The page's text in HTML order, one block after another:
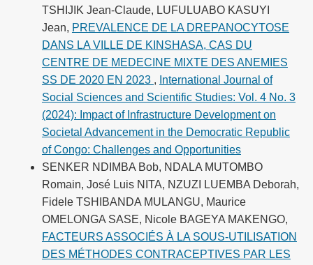
TSHIJIK Jean-Claude, LUFULUABO KASUYI
Jean, PREVALENCE DE LA DREPANOCYTOSE
DANS LA VILLE DE KINSHASA, CAS DU
CENTRE DE MEDECINE MIXTE DES ANEMIES
SS DE 2020 EN 2023 , International Journal of
Social Sciences and Scientific Studies: Vol. 4 No. 3
(2024): Impact of Infrastructure Development on
Societal Advancement in the Democratic Republic
of Congo: Challenges and Opportunities
SENKER NDIMBA Bob, NDALA MUTOMBO
Romain, José Luis NITA, NZUZI LUEMBA Deborah,
Fidele TSHIBANDA MULANGU, Maurice
OMELONGA SASE, Nicole BAGEYA MAKENGO,
FACTEURS ASSOCIÉS À LA SOUS-UTILISATION
DES MÉTHODES CONTRACEPTIVES PAR LES